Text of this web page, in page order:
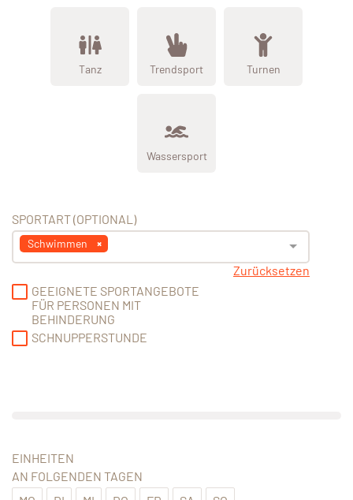
Tanz Trendsport Turnen
Wassersport
SPORTART (OPTIONAL)
Schwimmen
Zurücksetzen
GEEIGNETE SPORTANGEBOTE
FÜR PERSONEN MIT
BEHINDERUNG
SCHNUPPERSTUNDE
EINHEITEN
AN FOLGENDEN TAGEN